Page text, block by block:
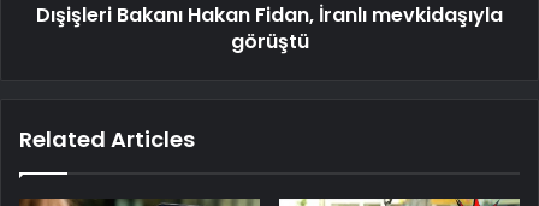
Dışişleri Bakanı Hakan Fidan, İranlı mevkidaşıyla
görüştü
Related Articles